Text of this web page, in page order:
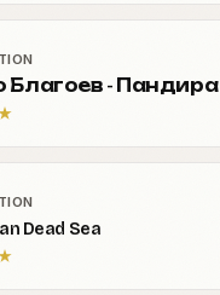
Благоев - Пандира
Dead Sea